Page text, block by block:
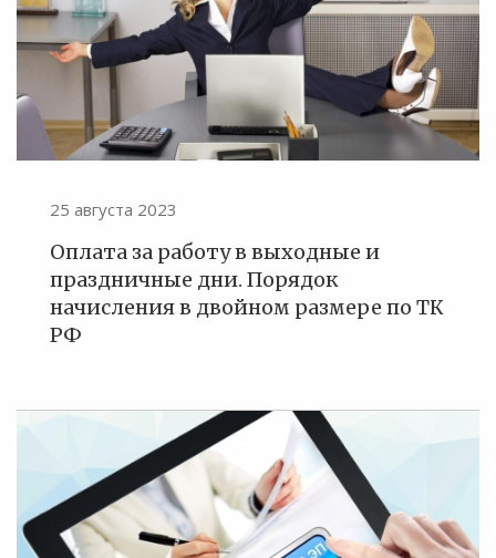
25 августа 2023
Оплата за работу в выходные и
праздничные дни. Порядок
начисления в двойном размере по ТК
РФ